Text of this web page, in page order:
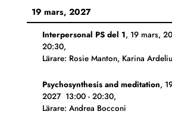
19 mars, 2027
Interpersonal PS del 1, 19 mars,
20:30,
Lärare: Rosie Manton, Karina
Psychosynthesis and meditation,
2027 13:00- 20:30,
Lärare: Andrea Bocconi